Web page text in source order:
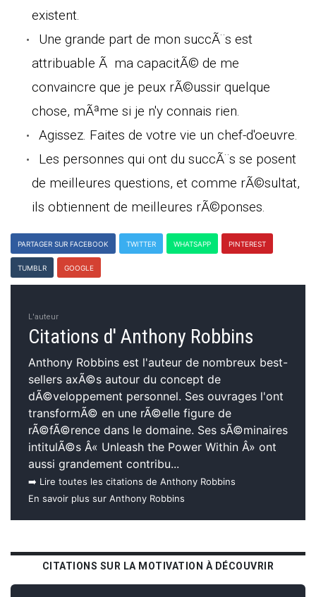
existent.
Une grande part de mon succÃ¨s est
attribuable Ã ma capacitÃ© de me
convaincre que je peux rÃ©ussir quelque
chose, mÃªme si je n'y connais rien.
Agissez. Faites de votre vie un chef-d'oeuvre.
Les personnes qui ont du succÃ¨s se posent
de meilleures questions, et comme rÃ©sultat,
ils obtiennent de meilleures rÃ©ponses.
PARTAGER SUR FACEBOOK TWITTER WHATSAPP PINTEREST
TUMBLR GOOGLE
L'auteur
Citations d' Anthony Robbins
Anthony Robbins est l'auteur de nombreux best-
sellers axÃ©s autour du concept de
dÃ©veloppement personnel. Ses ouvrages l'ont
transformÃ© en une rÃ©elle figure de
rÃ©fÃ©rence dans le domaine. Ses sÃ©minaires
intitulÃ©s Â« Unleash the Power Within Â» ont
aussi grandement contribu...
➡️ Lire toutes les citations de Anthony Robbins
En savoir plus sur Anthony Robbins
CITATIONS SUR LA MOTIVATION À DÉCOUVRIR